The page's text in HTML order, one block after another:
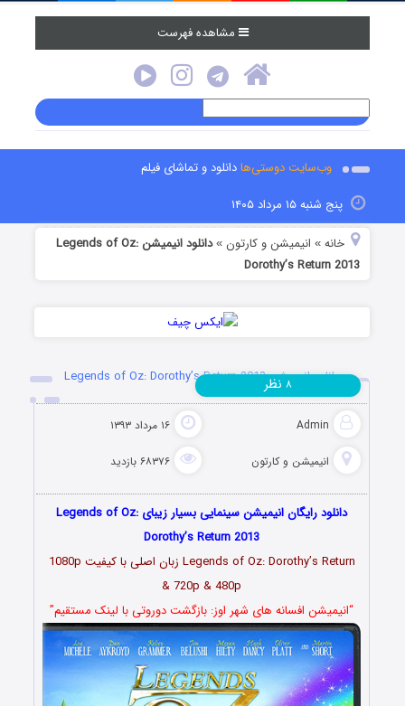
مشاهده فهرست
وب‌سایت دوستی‌هادانلود و تماشای فیلم
پنج شنبه ۱۵ مرداد ۱۴۰۵
خانه » انیمیشن و کارتون »
دانلود انیمیشن Legends of Oz:
Dorothy’s Return 2013
دانلود انیمیشن Legends of Oz: Dorothy’s Return 2013
Admin ۱۶ مرداد ۱۳۹۳
انیمیشن و کارتون ۶۸۳۷۶ بازدید
۸ نظر
دانلود رایگان انیمیشن سینمایی بسیار زیبای Legends of Oz:
Dorothy’s Return 2013
Legends of Oz: Dorothy’s Return زبان اصلی با کیفیت 1080p
& 720p & 480p
“انیمیشن افسانه های شهر اوز: بازگشت دوروتی با لینک مستقیم”